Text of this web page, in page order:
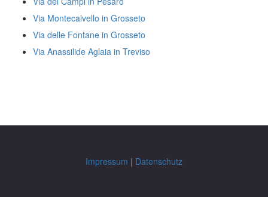
Via Montecalvello in Grosseto
Via delle Fontane in Grosseto
Via Anassilide Aglaia in Treviso
Impressum | Datenschutz